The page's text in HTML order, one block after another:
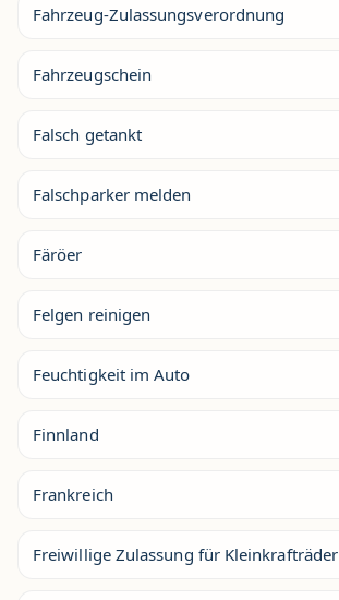
Fahrzeug-Zulassungsverordnung
Fahrzeugschein
Falsch getankt
Falschparker melden
Färöer
Felgen reinigen
Feuchtigkeit im Auto
Finnland
Frankreich
Freiwillige Zulassung für Kleinkrafträder